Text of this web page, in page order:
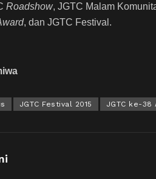
Roadshow, JGTC Malam
, dan JGTC Festival.
JGTC Festival 2015 JGTC ke-38